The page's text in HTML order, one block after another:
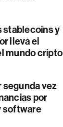
stablecoins y
lleva el
mundo cripto
segunda vez
por
software